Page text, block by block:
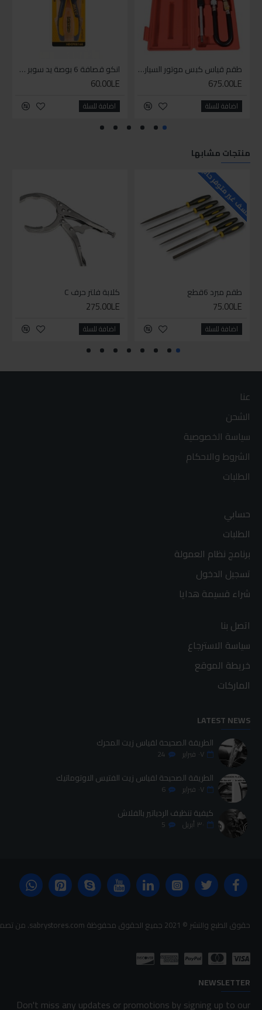
طقم قياس كبس موتور السياره 3 ق
675.00LE
اضافة للسلة
انكو قصافة 6 بوصة يد سوبر وان
60.00LE
اضافة للسلة
منتجات مشابها
للاسف غير متوفر حاليا
طقم مبرد 6قطع
75.00LE
اضافة للسلة
كلابة فلتر حرف C
275.00LE
اضافة للسلة
عنا
الشحن
سياسة الخصوصية
الشروط والاحكام
الطلبات
حسابي
الطلبات
برنامج نظام العمولة
تسجيل الدخول
شراء قسيمة هدايا
اتصل بنا
سياسة الاسترجاع
خريطة الموقع
الماركات
LATEST NEWS
الطريقة الصحيحة لقياس زيت المحرك
٠٧ فبراير 24
الطريقة الصحيحة لقياس زيت الفتيس الاوتوماتيك
٠٧ فبراير 6
كيفية تنظيف الردياتير بالفلاش
٣٠ أبريل 5
حقوق الطبع والنشر © 2021 جميع الحقوق محفوظة sabrystores.com. من تصميم-
NEWSLETTER
Don't miss any updates or promotions by signing up to our